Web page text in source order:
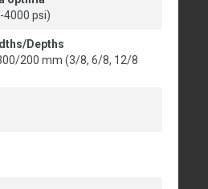
4000 psi)
Depths
200 mm (3/8, 6/8, 12/8